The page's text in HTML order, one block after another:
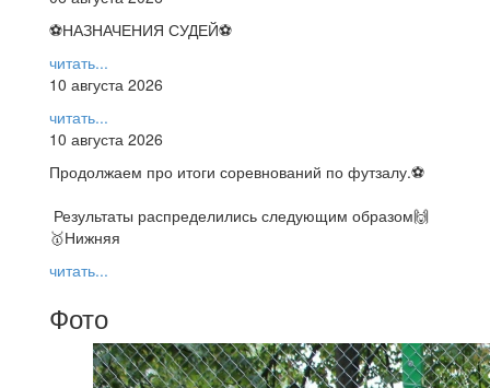
⚽НАЗНАЧЕНИЯ СУДЕЙ⚽
читать...
10 августа 2026
читать...
10 августа 2026
Продолжаем про итоги соревнований по футзалу.⚽️
Результаты распределились следующим образом🙌
🥇Нижняя
читать...
Фото